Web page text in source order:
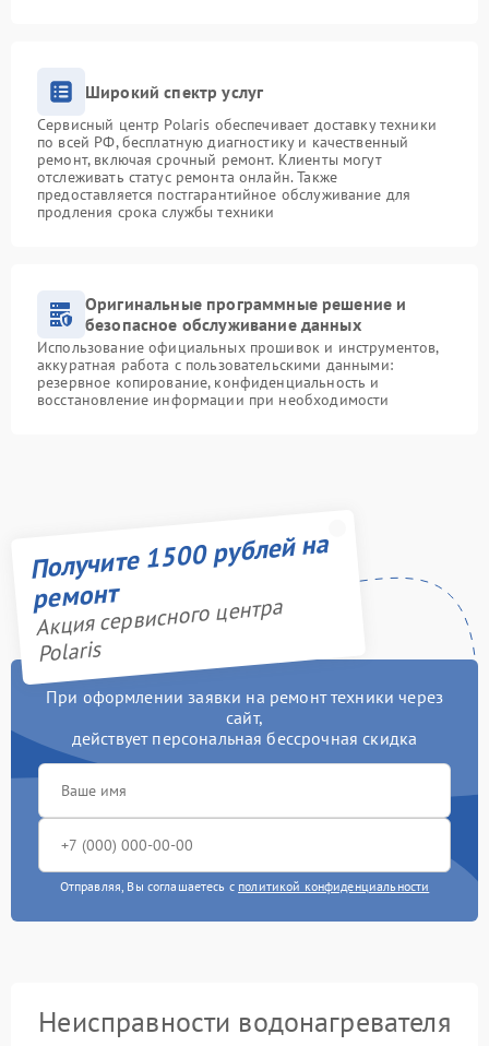
Широкий спектр услуг
Сервисный центр Polaris обеспечивает доставку техники
по всей РФ, бесплатную диагностику и качественный
ремонт, включая срочный ремонт. Клиенты могут
отслеживать статус ремонта онлайн. Также
предоставляется постгарантийное обслуживание для
продления срока службы техники
Оригинальные программные решение и
безопасное обслуживание данных
Использование официальных прошивок и инструментов,
аккуратная работа с пользовательскими данными:
резервное копирование, конфиденциальность и
восстановление информации при необходимости
Получите 1500 рублей на
ремонт
Акция сервисного центра
Polaris
При оформлении заявки на ремонт техники через
сайт,
действует персональная бессрочная скидка
Отправляя, Вы соглашаетесь с политикой конфиденциальности
Неисправности водонагревателя